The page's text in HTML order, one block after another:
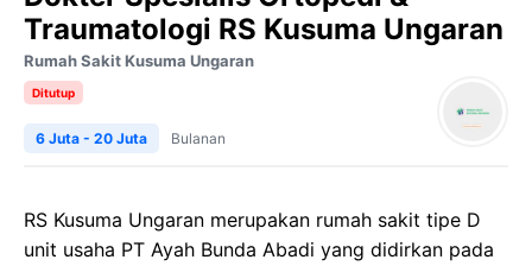
Traumatologi RS Kusuma Ungaran
Rumah Sakit Kusuma Ungaran
Ditutup
6 Juta - 20 Juta Bulanan
RS Kusuma Ungaran merupakan rumah sakit tipe D
unit usaha PT Ayah Bunda Abadi yang didirkan pada